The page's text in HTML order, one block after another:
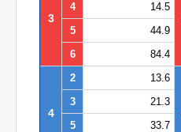
3
4
14.5
5
44.9
6
84.4
4
2 13.6
3
21.3
5
33.7